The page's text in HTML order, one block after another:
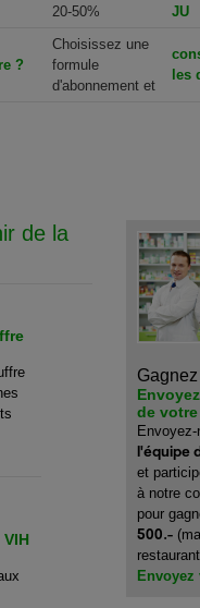
20-50% JU
?
Choisissez une
formule
d'abonnement et
les
de la
de
l'équipe
et
à notre
pour
500.-